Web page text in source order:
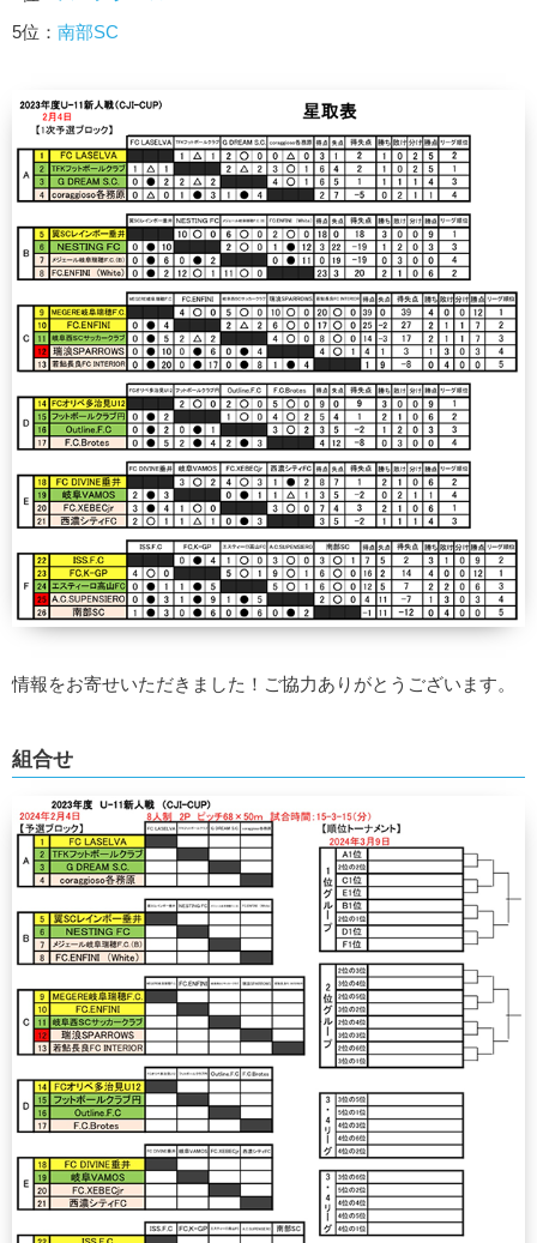
5位： 南部SC
情報をお寄せいただきました！ご協力ありがとうございます。
組合せ